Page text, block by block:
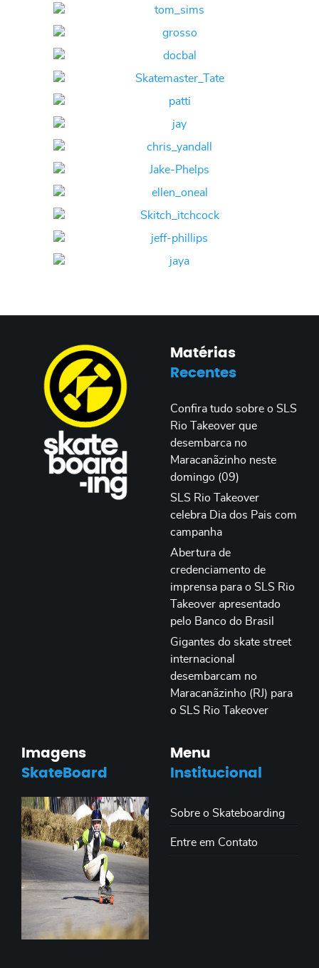
Matérias
Recentes
Confira tudo sobre o SLS
Rio Takeover que
desembarca no
Maracanãzinho neste
domingo (09)
SLS Rio Takeover
celebra Dia dos Pais com
campanha
Abertura de
credenciamento de
imprensa para o SLS Rio
Takeover apresentado
pelo Banco do Brasil
Gigantes do skate street
internacional
desembarcam no
Maracanãzinho (RJ) para
o SLS Rio Takeover
Imagens
SkateBoard
Menu
Institucional
Sobre o Skateboarding
Entre em Contato